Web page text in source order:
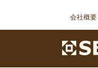
会社概要